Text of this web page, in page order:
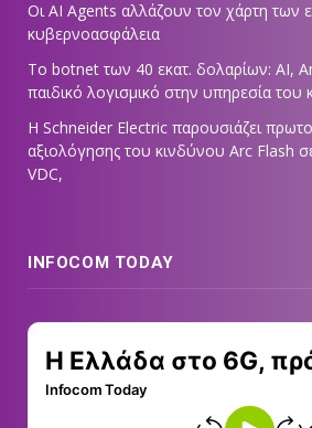
Οι AI Agents αλλάζουν τον χάρτη των
κυβερνοασφάλεια
Το botnet των 40 εκατ. δολαρίων: AI,
παιδικό λογισμικό στην υπηρεσία του
Η Schneider Electric παρουσιάζει
αξιολόγησης του κινδύνου Arc Flash
VDC,
INFOCOM TODAY